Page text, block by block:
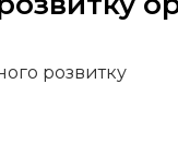
розвитку